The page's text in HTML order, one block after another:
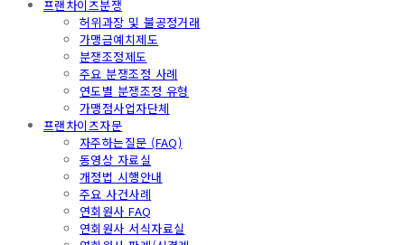
프랜차이즈분쟁
허위과장 및 불공정거래
가맹금예치제도
분쟁조정제도
주요 분쟁조정 사례
연도별 분쟁조정 유형
가맹점사업자단체
프랜차이즈자문
자주하는질문 (FAQ)
동영상 자료실
개정법 시행안내
주요 사건사례
연회원사 FAQ
연회원사 서식자료실